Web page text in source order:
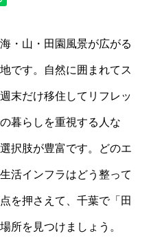
・山・田園風景が広がる
です。自然に囲まれてス
末だけ移住してリフレッ
暮らしを重視する人な
択肢が豊富です。どのエ
活インフラはどう整って
を押さえて、千葉で「田
所を見つけましょう。